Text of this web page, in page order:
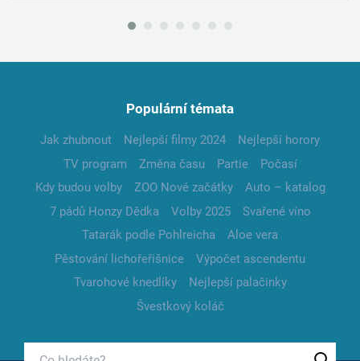
Populární témata
Jak zhubnout Nejlepší filmy 2024
Nejlepší horory
TV program
Změna času Partie
Počasí
Kdy budou volby
ZOO Nové začátky
Auto – katalog
7 pádů Honzy Dědka
Volby 2025
Svařené víno
Tatarák podle Pohlreicha
Aloe vera
Pěstování lichořeřišnice
Výpočet ascendentu
Tvarohové knedlíky
Nejlepší palačinky
Švestkový koláč